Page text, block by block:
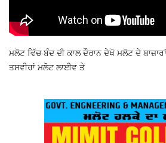
ਮਲੋਟ ਵਿੱਚ ਬੰਦ ਦੀ ਕਾਲ ਦੌਰਾਨ ਦੇਖੋ ਮਲੋਟ ਦੇ
ਤਸਵੀਰਾਂ ਮਲੋਟ ਲਾਈਵ ਤੇ